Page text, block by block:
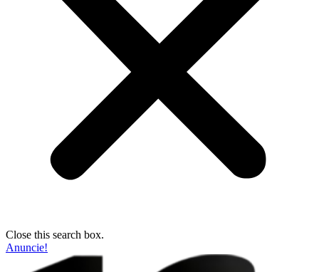
Close this search box.
Anuncie!